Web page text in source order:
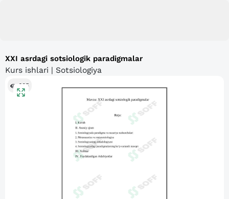
XXI asrdagi sotsiologik paradigmalar
Kurs ishlari | Sotsiologiya
605